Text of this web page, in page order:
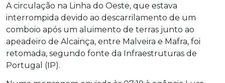
A circulação na Linha do Oeste, que estava
interrompida devido ao descarrilamento de um
comboio após um aluimento de terras junto ao
apeadeiro de Alcainça, entre Malveira e Mafra, foi
retomada, segundo fonte da Infraestruturas de
Portugal (IP).